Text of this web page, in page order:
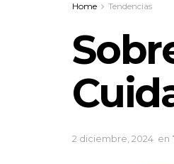
Home Tendencias
2 diciembre, 2024 en